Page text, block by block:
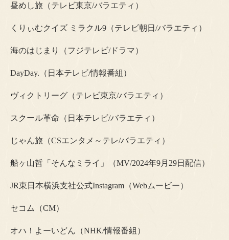
昼めし旅（テレビ東京/バラエティ）
くりぃむクイズ ミラクル9（テレビ朝日/バラエティ）
海のはじまり（フジテレビ/ドラマ）
DayDay.（日本テレビ/情報番組）
ヴィクトリーグ（テレビ東京/バラエティ）
スクール革命（日本テレビ/バラエティ）
じゃん旅（CSエンタメ～テレ/バラエティ）
船ヶ山哲「そんなミライ」（MV/2024年9月29日配信）
JR東日本横浜支社公式Instagram（Webムービー）
セコム（CM）
オハ！よーいどん（NHK/情報番組）